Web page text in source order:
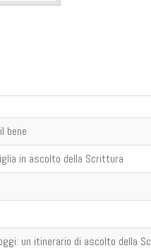
bene
in ascolto della Scrittura
un itinerario di ascolto della